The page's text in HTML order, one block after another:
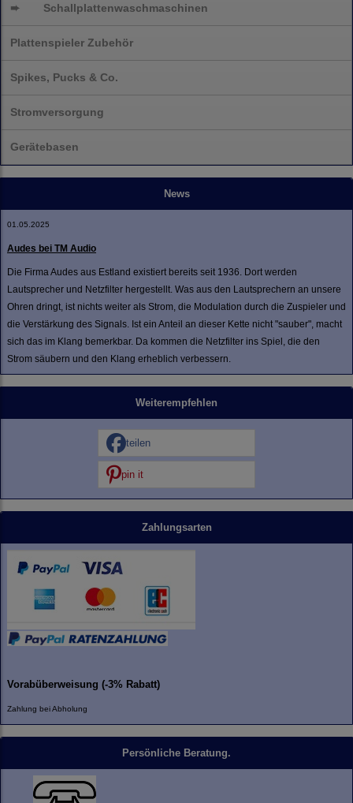
➨ Schallplattenwaschmaschinen
Plattenspieler Zubehör
Spikes, Pucks & Co.
Stromversorgung
Gerätebasen
News
01.05.2025
Audes bei TM Audio
Die Firma Audes aus Estland existiert bereits seit 1936. Dort werden
Lautsprecher und Netzfilter hergestellt. Was aus den Lautsprechern an unsere
Ohren dringt, ist nichts weiter als Strom, die Modulation durch die Zuspieler und
die Verstärkung des Signals. Ist ein Anteil an dieser Kette nicht "sauber", macht
sich das im Klang bemerkbar. Da kommen die Netzfilter ins Spiel, die den
Strom säubern und den Klang erheblich verbessern.
Weiterempfehlen
teilen
pin it
Zahlungsarten
Vorabüberweisung (-3% Rabatt)
Zahlung bei Abholung
Persönliche Beratung.